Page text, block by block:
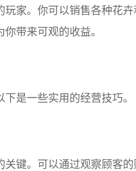
家。你可以销售各种花
带来可观的收益。
是一些实用的经营技巧。
键。可以通过观察顾客